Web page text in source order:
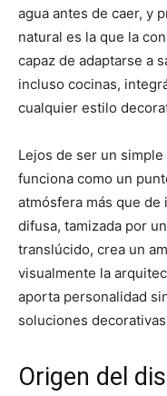
agua antes de caer, y
natural es la que la
capaz de adaptarse a
incluso cocinas,
cualquier estilo
Lejos de ser un
funciona como un
atmósfera más que
difusa, tamizada por
translúcido, crea un
visualmente la
aporta personalidad
soluciones
Origen del